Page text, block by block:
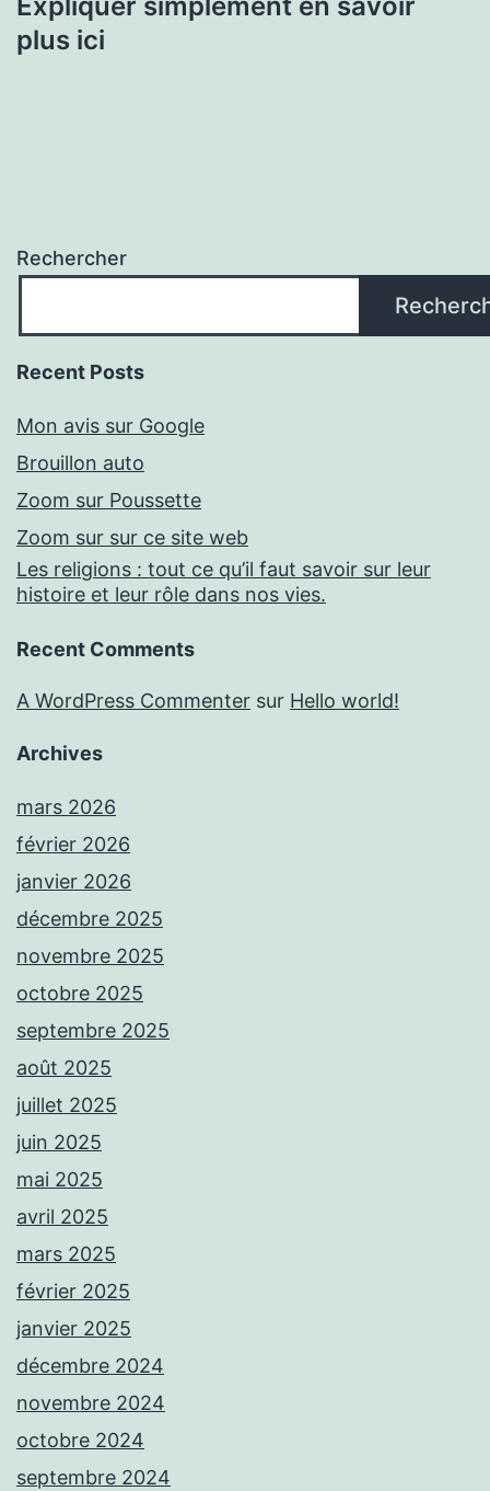
plus ici
Rechercher
Recent Posts
Mon avis sur Google
Brouillon auto
Zoom sur Poussette
Zoom sur sur ce site web
Les religions : tout ce qu’il faut savoir sur leur
histoire et leur rôle dans nos vies.
Recent Comments
A WordPress Commenter sur Hello world!
Archives
mars 2026
février 2026
janvier 2026
décembre 2025
novembre 2025
octobre 2025
septembre 2025
août 2025
juillet 2025
juin 2025
mai 2025
avril 2025
mars 2025
février 2025
janvier 2025
décembre 2024
novembre 2024
octobre 2024
septembre 2024